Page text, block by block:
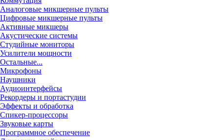
Аналоговые микшерные пульты
Цифровые микшерные пульты
Активные микшеры
Акустические системы
Студийные мониторы
Усилители мощности
Остальные...
Микрофоны
Наушники
Аудиоинтерфейсы
Рекордеры и портастудии
Эффекты и обработка
Спикер-процессоры
Звуковые карты
Программное обеспечение